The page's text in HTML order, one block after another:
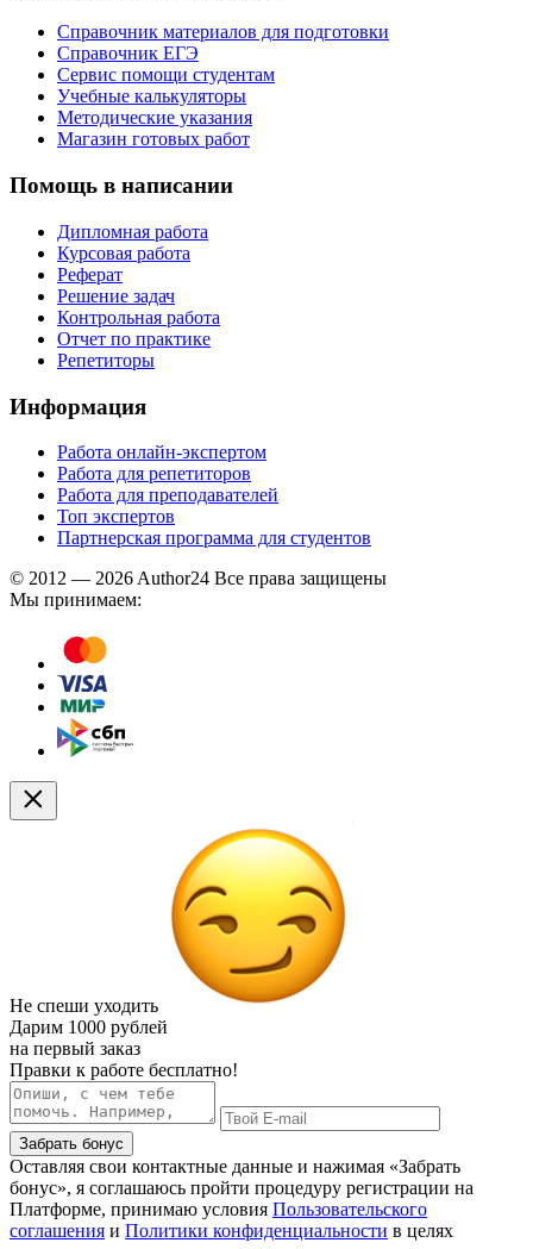
Справочник материалов для подготовки
Справочник ЕГЭ
Сервис помощи студентам
Учебные калькуляторы
Методические указания
Магазин готовых работ
Помощь в написании
Дипломная работа
Курсовая работа
Реферат
Решение задач
Контрольная работа
Отчет по практике
Репетиторы
Информация
Работа онлайн-экспертом
Работа для репетиторов
Работа для преподавателей
Топ экспертов
Партнерская программа для студентов
© 2012 — 2026 Author24 Все права защищены
Мы принимаем:
Не спеши уходить
Дарим 1000 рублей
на первый заказ
Правки к работе бесплатно!
Забрать бонус
Оставляя свои контактные данные и нажимая «Забрать
бонус», я соглашаюсь пройти процедуру регистрации на
Платформе, принимаю условия Пользовательского
соглашения и Политики конфиденциальности в целях